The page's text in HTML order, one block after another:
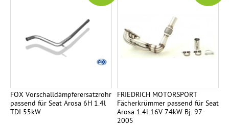
FOX Vorschalldämpferersatzrohr
passend für Seat Arosa 6H 1.4l
TDI 55kW
FRIEDRICH MOTORSPORT
Fächerkrümmer passend für Seat
Arosa 1.4l 16V 74kW Bj. 97-
2005